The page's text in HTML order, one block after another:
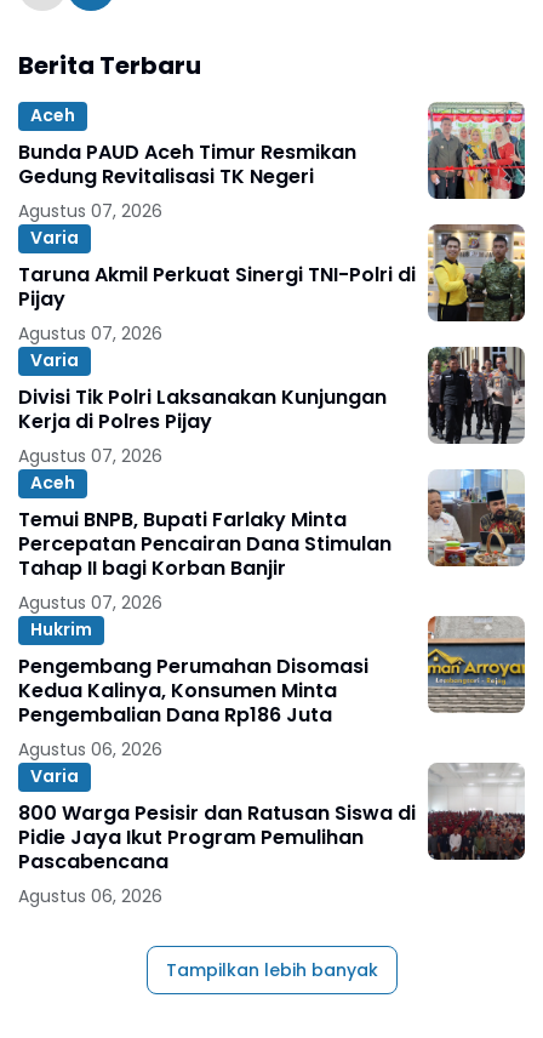
Berita Terbaru
Aceh
Bunda PAUD Aceh Timur Resmikan
Gedung Revitalisasi TK Negeri
Agustus 07, 2026
Varia
Taruna Akmil Perkuat Sinergi TNI-Polri di
Pijay
Agustus 07, 2026
Varia
Divisi Tik Polri Laksanakan Kunjungan
Kerja di Polres Pijay
Agustus 07, 2026
Aceh
Temui BNPB, Bupati Farlaky Minta
Percepatan Pencairan Dana Stimulan
Tahap II bagi Korban Banjir
Agustus 07, 2026
Hukrim
Pengembang Perumahan Disomasi
Kedua Kalinya, Konsumen Minta
Pengembalian Dana Rp186 Juta
Agustus 06, 2026
Varia
800 Warga Pesisir dan Ratusan Siswa di
Pidie Jaya Ikut Program Pemulihan
Pascabencana
Agustus 06, 2026
Tampilkan lebih banyak